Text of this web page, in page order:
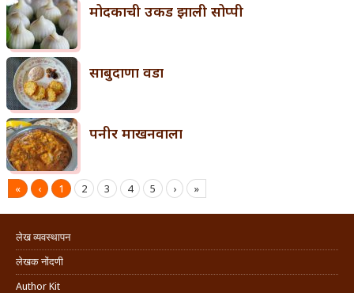
मोदकाची उकड झाली सोप्पी
साबुदाणा वडा
पनीर माखनवाला
« ‹ 1 2 3 4 5 › »
लेख व्यवस्थापन
लेखक नोंदणी
Author Kit